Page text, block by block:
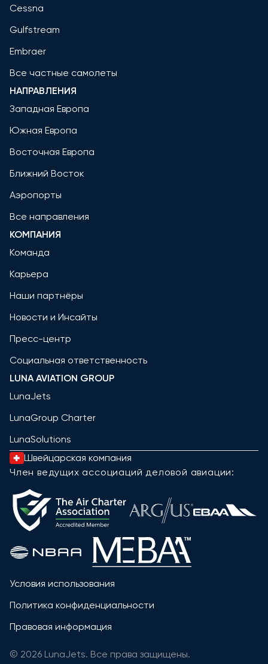
Cessna
Gulfstream
Embraer
Все частные самолеты
НАПРАВЛЕНИЯ
Западная Европа
Южная Европа
Восточная Европа
Ближний Восток
Аэропорты
Все направления
КОМПАНИЯ
Команда
Карьера
Наши партнёры
Новости и Инсайты
Пресс-центр
Социальная ответственность
LUNA AVIATION GROUP
LunaJets
LunaGroup Charter
LunaSolutions
Швейцарская компания
Член ведущих ассоциаций деловой авиации:
Условия использования
Политика конфиденциальности
Правовая информация
© 2026 LunaJets. Все права защищены.